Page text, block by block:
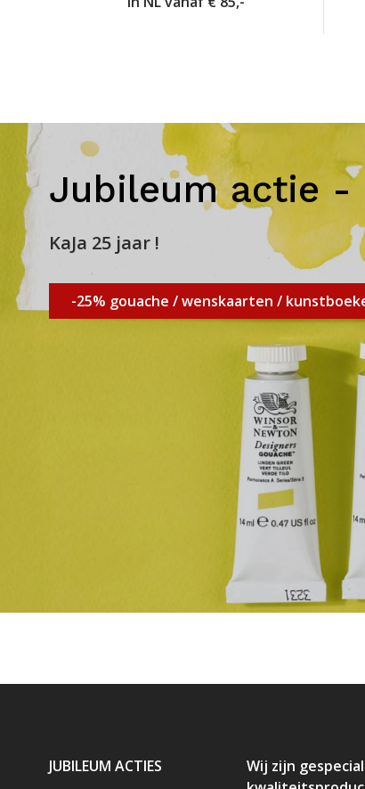
Jubileum actie -
KaJa 25 jaar !
-25% gouache / wenskaarten /
JUBILEUM ACTIES
Wij zijn